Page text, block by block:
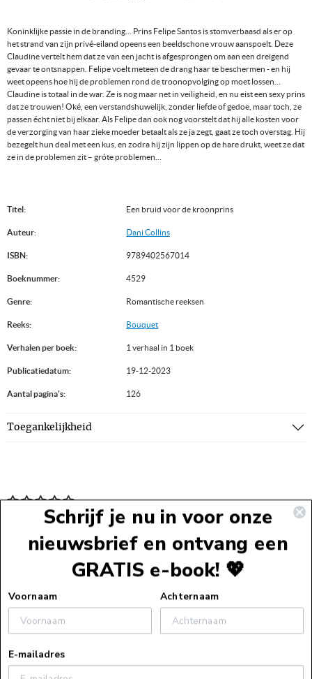
Koninklijke passie in de branding… Prins Felipe Santos is stomverbaasd als er op
het strand van zijn privé-eiland opeens een beeldschone vrouw aanspoelt. Deze
Claudine vertelt hem dat ze van een jacht is afgesprongen om aan een dreigend
gevaar te ontsnappen. Felipe voelt meteen de drang haar te beschermen - en hij
weet opeens hoe hij de problemen rond de troonopvolging op moet lossen…
Claudine is totaal in de war. Ze is nog maar net in veiligheid, en nu eist een sexy prins
dat ze trouwen! Oké, een verstandshuwelijk, zonder liefde of gedoe, maar toch, ze
passen écht niet bij elkaar. Als Felipe dan ook nog voorstelt dat hij alle kosten voor
de verzorging van haar zieke moeder betaalt als ze ja zegt, gaat ze toch overstag. Hij
bezegelt hun deal met een kus, en zodra hij zijn lippen op de hare drukt, weet ze dat
ze in de problemen zit – gróte problemen…
Titel: Een bruid voor de kroonprins
Auteur: Dani Collins
ISBN: 9789402567014
Boeknummer: 4529
Genre: Romantische reeksen
Reeks: Bouquet
Verhalen per boek: 1 verhaal in 1 boek
Publicatiedatum: 19-12-2023
Aantal pagina's: 126
Toegankelijkheid
Schrijf je nu in voor onze
nieuwsbrief en ontvang een
GRATIS e-book! 💖
Voornaam Achternaam
E-mailadres